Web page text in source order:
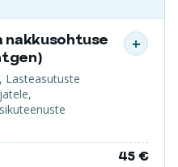
Lasteasutuste
45 €
+